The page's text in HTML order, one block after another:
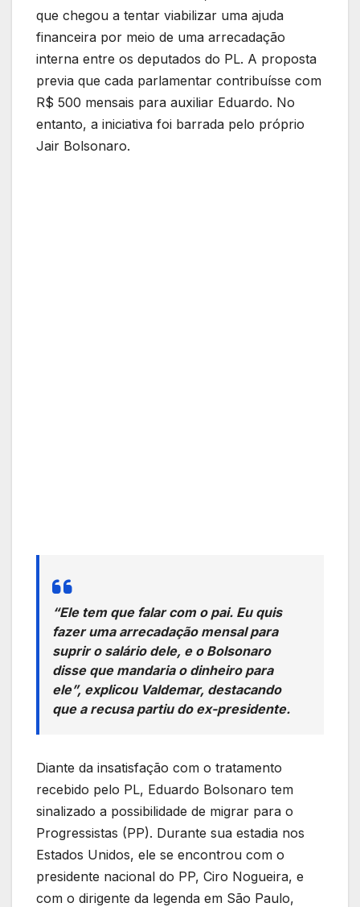
que chegou a tentar viabilizar uma ajuda
financeira por meio de uma arrecadação
interna entre os deputados do PL. A proposta
previa que cada parlamentar contribuísse com
R$ 500 mensais para auxiliar Eduardo. No
entanto, a iniciativa foi barrada pelo próprio
Jair Bolsonaro.
“Ele tem que falar com o pai. Eu quis
fazer uma arrecadação mensal para
suprir o salário dele, e o Bolsonaro
disse que mandaria o dinheiro para
ele”, explicou Valdemar, destacando
que a recusa partiu do ex-presidente.
Diante da insatisfação com o tratamento
recebido pelo PL, Eduardo Bolsonaro tem
sinalizado a possibilidade de migrar para o
Progressistas (PP). Durante sua estadia nos
Estados Unidos, ele se encontrou com o
presidente nacional do PP, Ciro Nogueira, e
com o dirigente da legenda em São Paulo,